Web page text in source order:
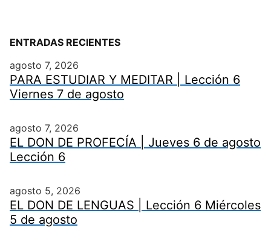
ENTRADAS RECIENTES
agosto 7, 2026
PARA ESTUDIAR Y MEDITAR | Lección 6
Viernes 7 de agosto
agosto 7, 2026
EL DON DE PROFECÍA | Jueves 6 de agosto
Lección 6
agosto 5, 2026
EL DON DE LENGUAS | Lección 6 Miércoles
5 de agosto